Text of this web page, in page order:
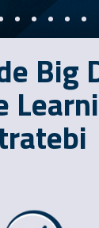
Big